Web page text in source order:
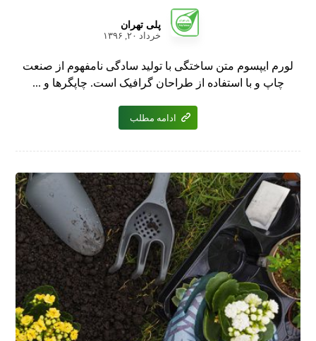
پلی تهران
خرداد ۲۰, ۱۳۹۶
لورم ایپسوم متن ساختگی با تولید سادگی نامفهوم از صنعت
چاپ و با استفاده از طراحان گرافیک است. چاپگرها و ...
ادامه مطلب